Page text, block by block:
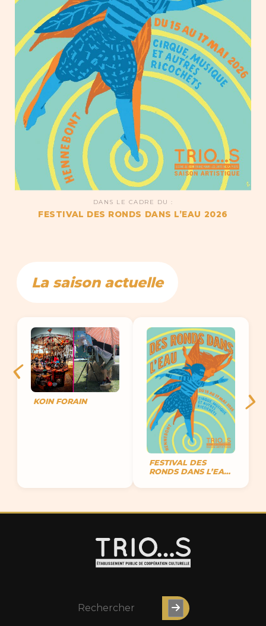
DANS LE CADRE DU :
FESTIVAL DES RONDS DANS L’EAU 2026
La saison actuelle
KOIN FORAIN
FESTIVAL DES
RONDS DANS L’EAU